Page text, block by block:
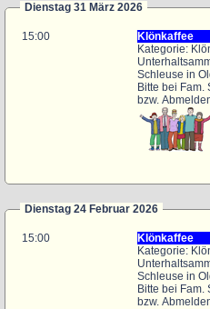
Dienstag 31 März 2026
15:00
Klönkaffee
Kategorie:
Schleuse in
Bitte bei Fam.
bzw.
Dienstag 24 Februar 2026
15:00
Klönkaffee
Kategorie:
Schleuse in
Bitte bei Fam.
bzw.